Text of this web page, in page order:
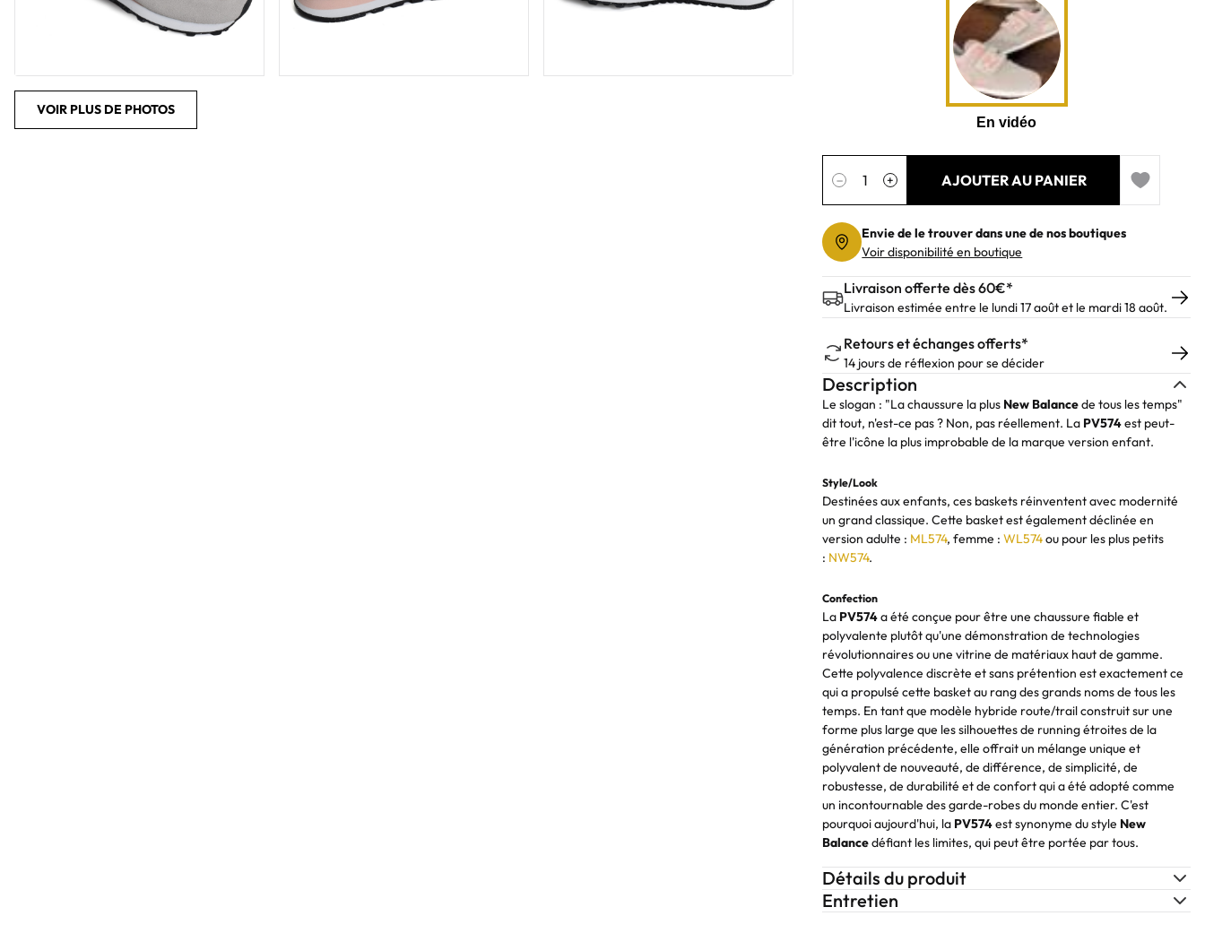
VOIR PLUS DE PHOTOS
− +
AJOUTER AU PANIER
Add to
Envie de le trouver dans une de nos boutiques
Voir disponibilité en boutique
Livraison offerte dès 60€*
Livraison estimée entre le lundi 17 août et le mardi 18 août.
Retours et échanges offerts*
14 jours de réflexion pour se décider
Description
Le slogan : "La chaussure la plus New Balancede tous les temps"
dit tout, n'est-ce pas ? Non, pas réellement. La PV574est peut-
être l'icône la plus improbable de la marque version enfant.
Style/Look
Destinées aux enfants, ces baskets réinventent avec modernité
un grand classique. Cette basket est également déclinée en
version adulte : ML574, femme :WL574ou pour les plus petits
: NW574.
Confection
La PV574a été conçue pour être une chaussure fiable et
polyvalente plutôt qu'une démonstration de technologies
révolutionnaires ou une vitrine de matériaux haut de gamme.
Cette polyvalence discrète et sans prétention est exactement ce
qui a propulsé cette basket au rang des grands noms de tous les
temps. En tant que modèle hybride route/trail construit sur une
forme plus large que les silhouettes de running étroites de la
génération précédente, elle offrait un mélange unique et
polyvalent de nouveauté, de différence, de simplicité, de
robustesse, de durabilité et de confort qui a été adopté comme
un incontournable des garde-robes du monde entier. C'est
pourquoi aujourd'hui, la PV574est synonyme du style New
Balancedéfiant les limites, qui peut être portée par tous.
Détails du produit
Entretien